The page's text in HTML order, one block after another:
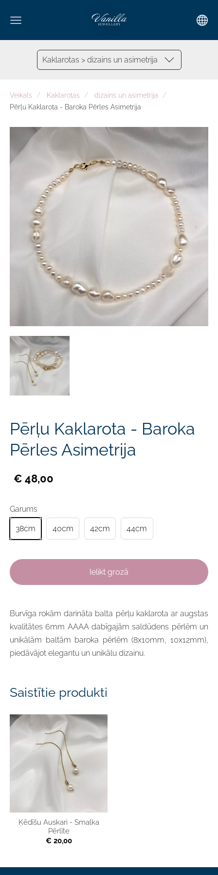
Kaklarotas > dizains un asimetrija
Veikals Kaklarotas
dizains un asimetrija
Pērļu Kaklarota - Baroka Pērles Asimetrija
Pērļu Kaklarota - Baroka
Pērles Asimetrija
€ 48,00
Garums
38cm 40cm 42cm 44cm
Ielikt grozā
Burvīga rokām darināta balta pērļu kaklarota ar augstas
kvalitātes 6mm AAAA dabīgajām saldūdens pērlēm un
unikālām baltām baroka pērlēm (8x10mm,10x12mm),
piedāvājot elegantu un unikālu dizainu.
Saistītie produkti
Ķēdīšu Auskari - Smalka
Pērlīte
€ 20,00